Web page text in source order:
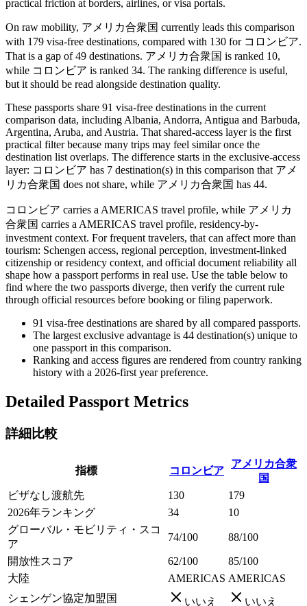
practical friction at borders, airlines, or visa portals.
On raw mobility, アメリカ合衆国 currently leads this comparison
with 179 visa-free destinations, compared with 130 for コロンビア.
That is a gap of 49 destinations. アメリカ合衆国 is ranked 10,
while コロンビア is ranked 34. The ranking difference is useful,
but it should be read alongside destination quality.
These passports share 91 visa-free destinations in the current
comparison data, including Albania, Andorra, Antigua and Barbuda,
Argentina, Aruba, and Austria. That shared-access layer is the first
practical filter because many trips may feel similar once the
destination list overlaps. The difference starts in the exclusive-access
layer: コロンビア has 7 destination(s) in this comparison that アメ
リカ合衆国 does not share, while アメリカ合衆国 has 44.
コロンビア carries a AMERICAS travel profile, while アメリカ
合衆国 carries a AMERICAS travel profile, residency-by-
investment context. For frequent travelers, that can affect more than
tourism: Schengen access, regional perception, investment-linked
citizenship or residency context, and official document reliability all
shape how a passport performs in real use. Use the table below to
find where the two passports diverge, then verify the current rule
through official resources before booking or filing paperwork.
91 visa-free destinations are shared by all compared passports.
The largest exclusive advantage is 44 destination(s) unique to
one passport in this comparison.
Ranking and access figures are rendered from country ranking
history with a 2026-first year preference.
Detailed Passport Metrics
詳細比較
指標 コロンビア
アメリカ合衆
国
ビザなし渡航先
130
179
2026年ランキング
34
10
グローバル・モビリティ・スコ
ア
74/100 88/100
開放性スコア 62/100
85/100
大陸
AMERICAS AMERICAS
シェンゲン協定加盟国
いいえ
いいえ